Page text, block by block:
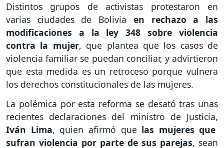
Distintos grupos de activistas protestaron en
varias ciudades de Bolivia en rechazo a las
modificaciones a la ley 348 sobre violencia
contra la mujer, que plantea que los casos de
violencia familiar se puedan conciliar, y advirtieron
que esta medida es un retroceso porque vulnera
los derechos constitucionales de las mujeres.
La polémica por esta reforma se desató tras unas
recientes declaraciones del ministro de Justicia,
Iván Lima, quien afirmó que las mujeres que
sufran violencia por parte de sus parejas, sean